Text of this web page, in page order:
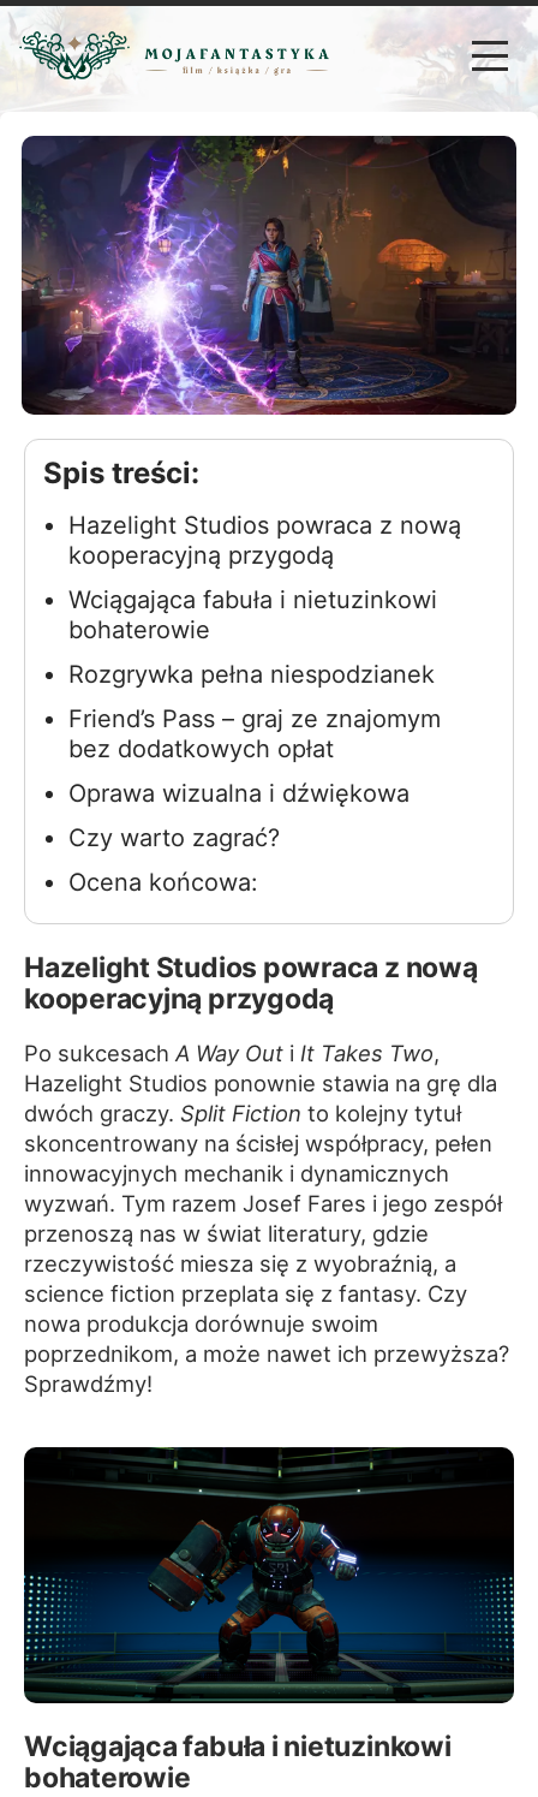
Spis treści:
Hazelight Studios powraca z nową
kooperacyjną przygodą
Wciągająca fabuła i nietuzinkowi
bohaterowie
Rozgrywka pełna niespodzianek
Friend’s Pass – graj ze znajomym
bez dodatkowych opłat
Oprawa wizualna i dźwiękowa
Czy warto zagrać?
Ocena końcowa:
Hazelight Studios powraca z nową
kooperacyjną przygodą
Po sukcesach A Way Out i It Takes Two,
Hazelight Studios ponownie stawia na grę dla
dwóch graczy. Split Fiction to kolejny tytuł
skoncentrowany na ścisłej współpracy, pełen
innowacyjnych mechanik i dynamicznych
wyzwań. Tym razem Josef Fares i jego zespół
przenoszą nas w świat literatury, gdzie
rzeczywistość miesza się z wyobraźnią, a
science fiction przeplata się z fantasy. Czy
nowa produkcja dorównuje swoim
poprzednikom, a może nawet ich przewyższa?
Sprawdźmy!
Wciągająca fabuła i nietuzinkowi
bohaterowie